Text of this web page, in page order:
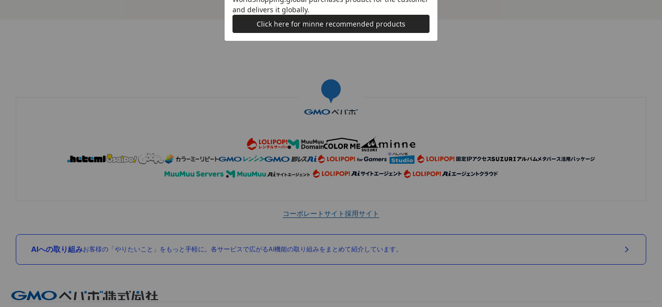
©GMO Pepabo, Inc. All rights reserved.
コーポレートサイト採用サイト
AIへの取り組みお客様の「やりたいこと」をもっと手軽に。各サービスで広がるAI機能の取り組みをまとめて紹介しています。